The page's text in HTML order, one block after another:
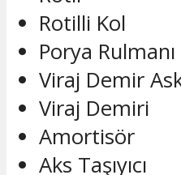
Rotilli Kol
Porya Rulmanı
Viraj Demir
Viraj Demiri
Amortisör
Aks Taşıyıcı